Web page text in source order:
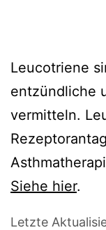
Leucotriene
entzündliche
vermitteln.
Siehe hier.
Letzte